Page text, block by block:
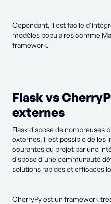
Cependant, il est facile
modèles populaires comme
framework.
Flask vs
externes
Flask dispose de nombreuses
externes. Il est possible de les
courantes du projet par une
dispose d'une communauté
solutions rapides et efficaces
CherryPy est un framework